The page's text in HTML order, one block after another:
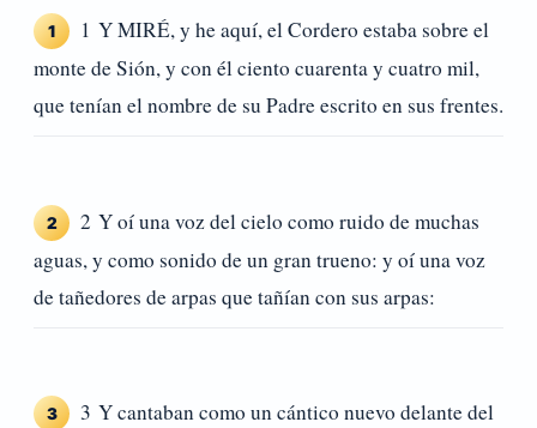
1
1 Y MIRÉ, y he aquí, el Cordero estaba sobre el
monte de Sión, y con él ciento cuarenta y cuatro mil,
que tenían el nombre de su Padre escrito en sus frentes.
2
2 Y oí una voz del cielo como ruido de muchas
aguas, y como sonido de un gran trueno: y oí una voz
de tañedores de arpas que tañían con sus arpas:
3
3 Y cantaban como un cántico nuevo delante del